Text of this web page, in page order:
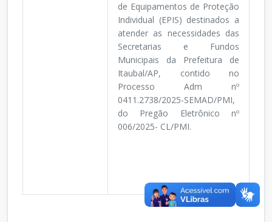
de Equipamentos de Proteção
Individual (EPIS) destinados a
atender as necessidades das
Secretarias e Fundos
Municipais da Prefeitura de
Itaubal/AP, contido no
Processo Adm nº
0411.2738/2025-SEMAD/PMI,
do Pregão Eletrônico nº
006/2025- CL/PMI.